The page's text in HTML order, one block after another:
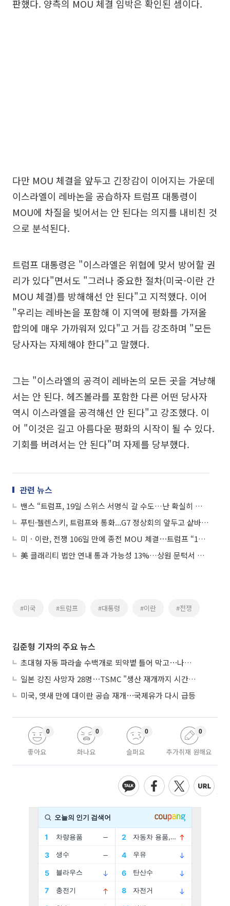
판했다. 양측의 MOU 체결 임박은 확인된 셈이다.
다만 MOU 체결을 앞두고 긴장감이 이어지는 가운데
이스라엘이 레바논을 공습하자 트럼프 대통령이
MOU에 차질을 빚어서는 안 된다는 의지를 내비친 것
으로 분석된다.
트럼프 대통령은 "이스라엘은 위협에 맞서 방어할 권
리가 있다"면서도 "그러나 중요한 절차(미국-이란 간
MOU 체결)를 방해해선 안 된다"고 지적했다. 이어
"우리는 레바논을 포함해 이 지역에 평화를 가져올
합의에 매우 가까워져 있다"고 거듭 강조하며 "모든
당사자는 자제해야 한다"고 말했다.
그는 "이스라엘의 공격이 레바논의 모든 곳을 겨냥해
서는 안 된다. 헤즈볼라를 포함한 다른 어떤 당사자
역시 이스라엘을 공격해선 안 된다"고 강조했다. 이
어 "이것은 길고 아름다운 평화의 시작이 될 수 있다.
기회를 버려서는 안 된다"며 자제를 당부했다.
관련 뉴스
밴스 “트럼프, 19일 스위스 서명식 갈 수도…난 확실히 참석”
푸틴·젤렌스키, 트럼프와 통화...G7 정상회의 앞두고 샅바싸움
미ㆍ이란, 전쟁 106일 만에 종전 MOU 체결⋯트럼프 “19일 서명 즉시 호르무즈 전면 개방”
美 클래리티 법안 연내 통과 가능성 13%…상원 문턱서 제동
#미국 #트럼프 #대통령 #이란 #전쟁
김준형 기자의 주요 뉴스
초대형 자동 파라솔 수백개로 뙤약볕 틀어 막고⋯나라별 폭염 생존법
일본 강진 사망자 28명⋯TSMC "생산 재개까지 시간 필요해"
미국, 엿새 만에 대이란 공습 재개⋯국제유가 다시 급등
좋아요
0
화나요
0
슬퍼요
0
추가취재 원해요
0